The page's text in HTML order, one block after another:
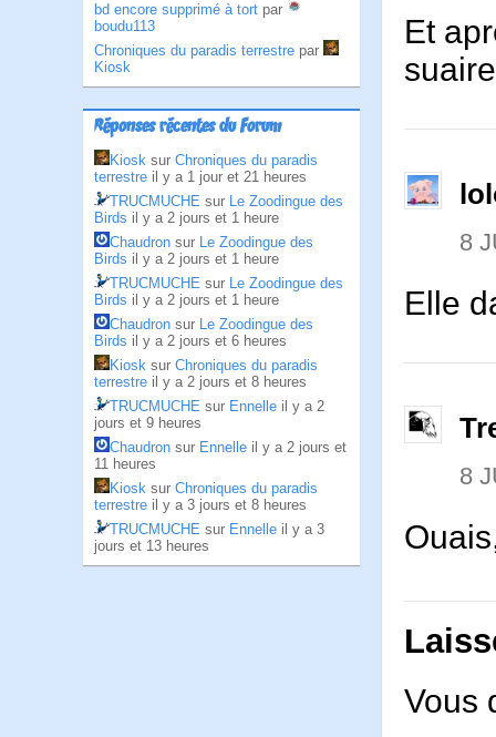
bd encore supprimé à tort par
boudu113
Chroniques du paradis terrestre par
Kiosk
Réponses récentes du Forum
Kiosk sur Chroniques du paradis
terrestre il y a 1 jour et 21 heures
TRUCMUCHE sur Le Zoodingue des
Birds il y a 2 jours et 1 heure
Chaudron sur Le Zoodingue des
Birds il y a 2 jours et 1 heure
TRUCMUCHE sur Le Zoodingue des
Birds il y a 2 jours et 1 heure
Chaudron sur Le Zoodingue des
Birds il y a 2 jours et 6 heures
Kiosk sur Chroniques du paradis
terrestre il y a 2 jours et 8 heures
TRUCMUCHE sur Ennelle il y a 2
jours et 9 heures
Chaudron sur Ennelle il y a 2 jours et
11 heures
Kiosk sur Chroniques du paradis
terrestre il y a 3 jours et 8 heures
TRUCMUCHE sur Ennelle il y a 3
jours et 13 heures
Et
8
Elle
8
Vous